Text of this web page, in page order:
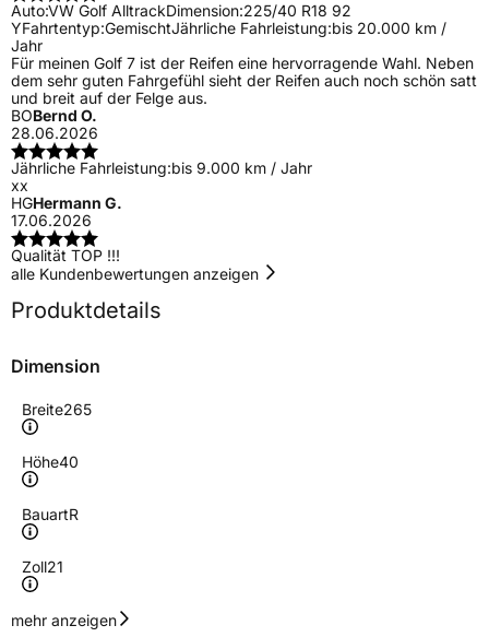
Auto:VW Golf AlltrackDimension:225/40 R18 92
YFahrtentyp:GemischtJährliche Fahrleistung:bis 20.000 km /
Jahr
Für meinen Golf 7 ist der Reifen eine hervorragende Wahl. Neben
dem sehr guten Fahrgefühl sieht der Reifen auch noch schön satt
und breit auf der Felge aus.
BOBernd O.
28.06.2026
Jährliche Fahrleistung:bis 9.000 km / Jahr
xx
HGHermann G.
17.06.2026
Qualität TOP !!!
alle Kundenbewertungen anzeigen
Produktdetails
Dimension
Breite265
Höhe40
BauartR
Zoll21
Geschwindigkeitsindex
mehr anzeigen